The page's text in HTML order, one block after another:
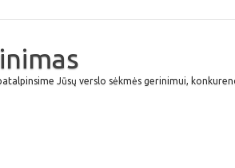
Jūsų verslo sėkmės gerinimui,